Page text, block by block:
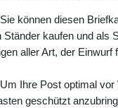
Sie können diesen
Ständer kaufen und als
aller Art, der
Um Ihre Post optimal
geschützt